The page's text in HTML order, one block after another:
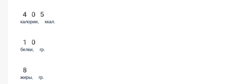
405
калории, ккал.
10
белки, гр.
8
жиры, гр.